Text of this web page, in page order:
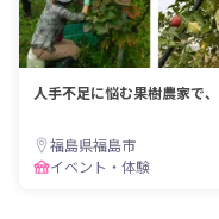
人手不足に悩む果樹農家で
福島県福島市
イベント・体験